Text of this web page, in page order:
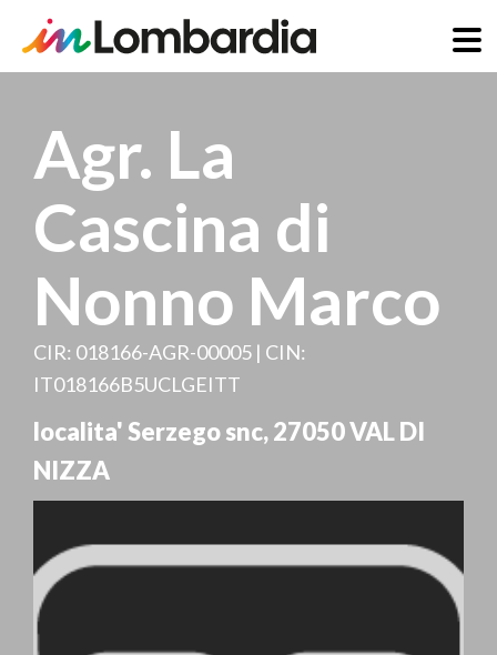
InhaltAgr. La
Cascina di
Nonno Marco
CIR: 018166-AGR-00005 | CIN:
IT018166B5UCLGEITT
localita' Serzego snc,27050VAL DI
NIZZA